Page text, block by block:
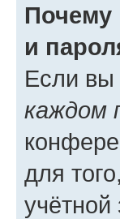
Почему
и
Если вы
каждом
для